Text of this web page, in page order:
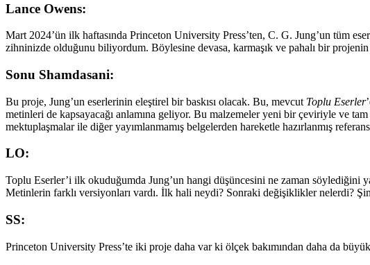
Lance Owens:
Mart 2024’ün ilk haftasında Princeton University Press’ten, C. G. Jung’un tüm
zihninizde olduğunu biliyordum. Böylesine devasa, karmaşık ve pahalı bir
Sonu Shamdasani:
Bu proje, Jung’un eserlerinin eleştirel bir baskısı olacak. Bu, mevcut Toplu Eserler
metinleri de kapsayacağı anlamına geliyor. Bu malzemeler yeni bir çeviriyle ve
mektuplaşmalar ile diğer yayımlanmamış belgelerden hareketle hazırlanmış
LO:
Toplu Eserler’i ilk okuduğumda Jung’un hangi düşüncesini ne zaman söylediğini
Metinlerin farklı versiyonları vardı. İlk hali neydi? Sonraki değişiklikler nelerdi?
SS:
Princeton University Press’te iki proje daha var ki ölçek bakımından daha da